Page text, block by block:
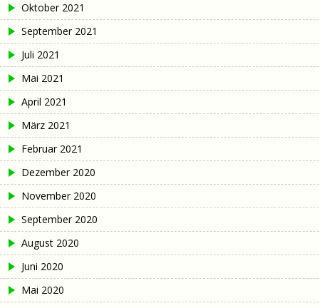
Oktober 2021
September 2021
Juli 2021
Mai 2021
April 2021
März 2021
Februar 2021
Dezember 2020
November 2020
September 2020
August 2020
Juni 2020
Mai 2020